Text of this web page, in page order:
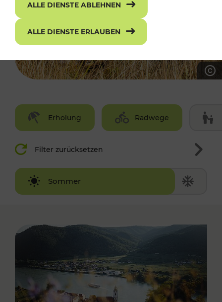
Erholung Radwege
Filter zurücksetzen
Sommer
Winter
ALLE DIENSTE ABLEHNEN
ALLE DIENSTE ERLAUBEN